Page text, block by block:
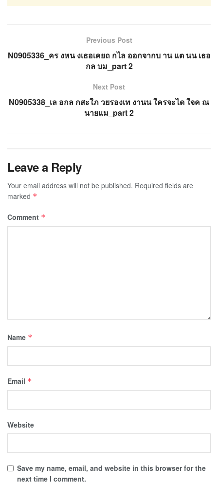
Previous Post
N0905336_คร งหน งเธอเคยถ กไล ออกจากบ าน แต นน เธอ
กล บม_part 2
Next Post
N0905338_เล อกล กสะใภ วยรองเท งานน ใครจะได ใจค ณ
นายแม_part 2
Leave a Reply
Your email address will not be published. Required fields are
marked *
Comment *
Name *
Email *
Website
Save my name, email, and website in this browser for the
next time I comment.